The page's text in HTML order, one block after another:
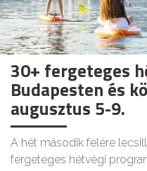
30+ fergeteges
Budapesten és
augusztus 5-9.
A hét második felére
fergeteges hétvégi